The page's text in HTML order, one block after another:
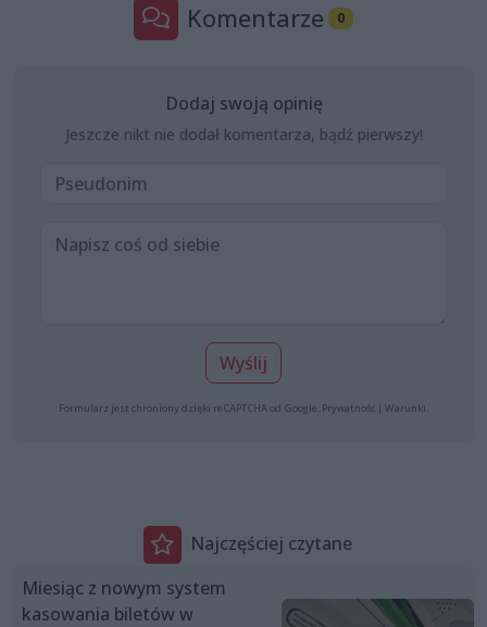
Komentarze 0
Dodaj swoją opinię
Jeszcze nikt nie dodał komentarza, bądź pierwszy!
Wyślij
Formularz jest chroniony dzięki reCAPTCHA od Google: Prywatność | Warunki
Najczęściej czytane
Miesiąc z nowym system
kasowania biletów w